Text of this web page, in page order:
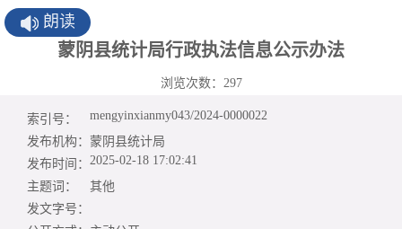
朗读
蒙阴县统计局行政执法信息公示办法
浏览次数： 297
索引号：
mengyinxianmy043/2024-0000022
发布机构： 蒙阴县统计局
发布时间： 2025-02-18 17:02:41
主题词：
其他
发文字号：